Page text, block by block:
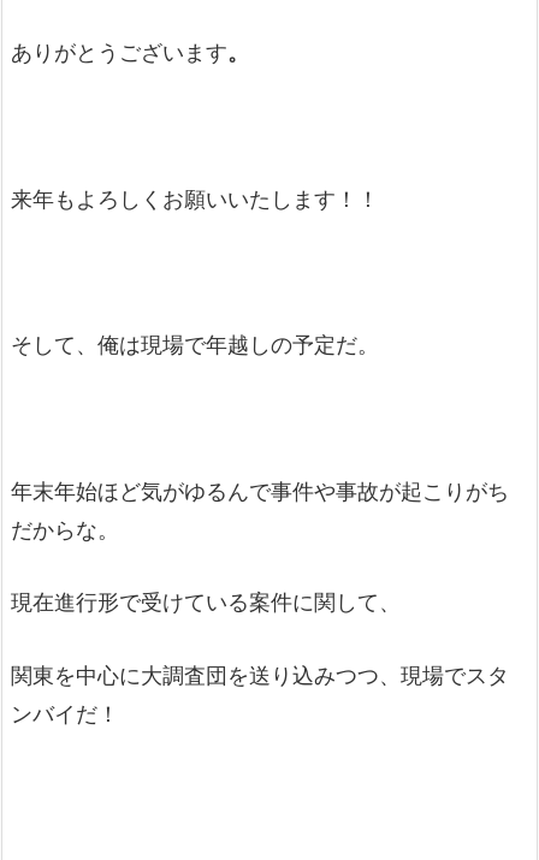
ありがとうございます。
来年もよろしくお願いいたします！！
そして、俺は現場で年越しの予定だ。
年末年始ほど気がゆるんで事件や事故が起こりがち
だからな。
現在進行形で受けている案件に関して、
関東を中心に大調査団を送り込みつつ、現場でスタ
ンバイだ！